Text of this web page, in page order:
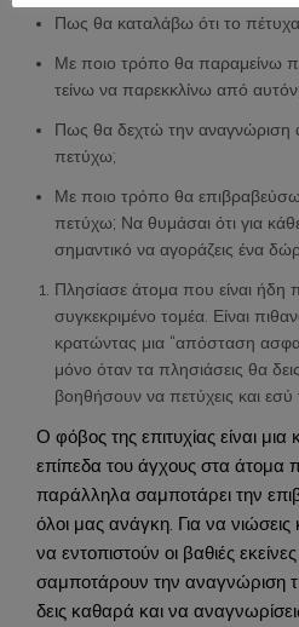
Πως θα καταλάβω ότι το
Με ποιο τρόπο θα παραμείνω
τείνω να παρεκκλίνω από αυτόν;
Πως θα δεχτώ την
πετύχω;
Με ποιο τρόπο θα
πετύχω; Να θυμάσαι ότι για
σημαντικό να αγοράζεις ένα
Πλησίασε άτομα που είναι ήδη
συγκεκριμένο τομέα. Είναι
κρατώντας μια “απόσταση
μόνο όταν τα πλησιάσεις θα
βοηθήσουν να πετύχεις και
Ο φόβος της επιτυχίας είναι
επίπεδα του άγχους στα άτομα
παράλληλα σαμποτάρει την
όλοι μας ανάγκη. Για να νιώσεις
να εντοπιστούν οι βαθιές
σαμποτάρουν την αναγνώριση
δεις καθαρά και να